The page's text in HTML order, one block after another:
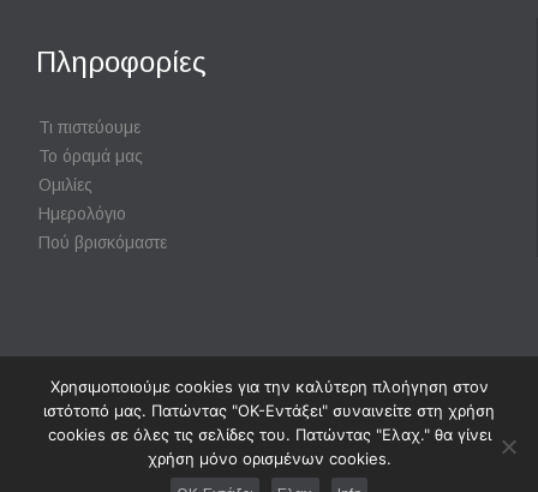
Πληροφορίες
Τι πιστεύουμε
Το όραμά μας
Ομιλίες
Ημερολόγιο
Πού βρισκόμαστε
Powered byDigisol Ltd.|Χρήση Cookies
↑
Χρησιμοποιούμε cookies για την καλύτερη πλοήγηση στον
ιστότοπό μας. Πατώντας "ΟΚ-Εντάξει" συναινείτε στη χρήση
cookies σε όλες τις σελίδες του. Πατώντας "Ελαχ." θα γίνει
χρήση μόνο ορισμένων cookies.